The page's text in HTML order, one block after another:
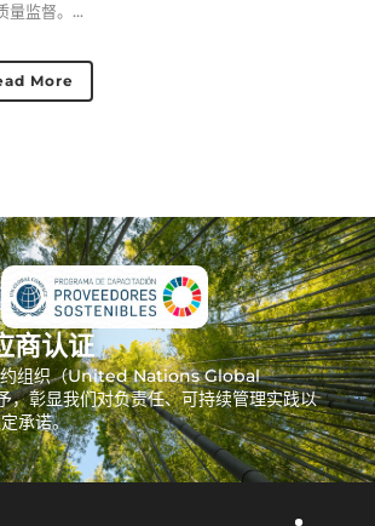
量监督。...
More
商认证
约组织（United Nations Global
彰显我们对负责任、可持续管理实践以
承诺。